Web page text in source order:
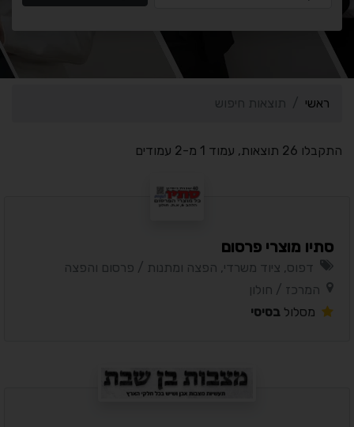
ראשי תוצאות חיפוש
התקבלו 26 תוצאות, עמוד 1 מ-2 עמודים
סתיו מוצרי פרסום
דפוס, ציוד משרדי, הפצה ומתנות / פרסום והפצה
המרכז / חולון
מסלול בסיסי